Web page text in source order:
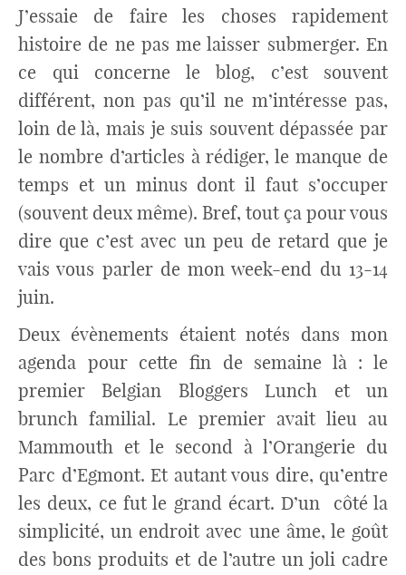
J’essaie de faire les choses rapidement
histoire de ne pas me laisser submerger. En
ce qui concerne le blog, c’est souvent
différent, non pas qu’il ne m’intéresse pas,
loin de là, mais je suis souvent dépassée par
le nombre d’articles à rédiger, le manque de
temps et un minus dont il faut s’occuper
(souvent deux même). Bref, tout ça pour vous
dire que c’est avec un peu de retard que je
vais vous parler de mon week-end du 13-14
juin.
Deux évènements étaient notés dans mon
agenda pour cette fin de semaine là : le
premier Belgian Bloggers Lunch et un
brunch familial. Le premier avait lieu au
Mammouth et le second à l’Orangerie du
Parc d’Egmont. Et autant vous dire, qu’entre
les deux, ce fut le grand écart. D’un côté la
simplicité, un endroit avec une âme, le goût
des bons produits et de l’autre un joli cadre